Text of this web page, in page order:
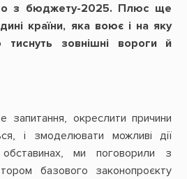
з бюджету-2025. Плюс ще
країни, яка воює і на яку
зовнішні вороги й
запитання, окреслити причини
і змоделювати можливі дії
ми поговорили з
базового законопроєкту